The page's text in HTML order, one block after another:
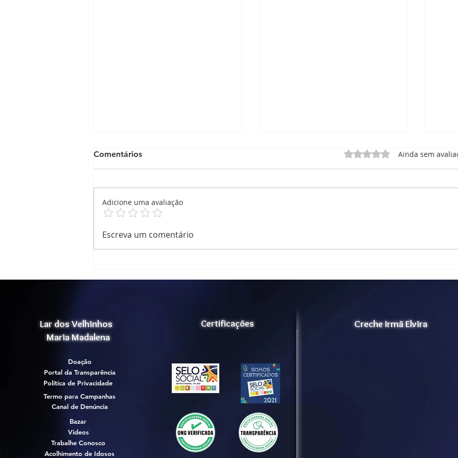
Nosso Natal ,foi um grande
Comentários Avaliado com 0 de 5
Ainda sem
Adicione uma avaliação
Escreva um comentário
Lar dos Velhinhos
Maria Madalena
Doação
Portal da Transparência
Política de Privacidade
Termo para Campanhas
Canal de Denúncia
Bazar
Videos
Trabalhe Conosco
Acolhimento de Idosos
Certificações Creche Irmã Elvira